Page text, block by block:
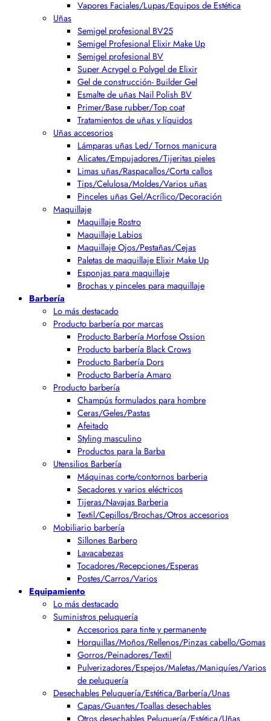
Vapores Faciales/Lupas/Equipos de Estética
Uñas
Semigel profesional BV25
Semigel Profesional Elixir Make Up
Semigel profesional BV
Super Acrygel o Polygel de Elixir
Gel de construcción- Builder Gel
Esmalte de uñas Nail Polish BV
Primer/Base rubber/Top coat
Tratamientos de uñas y líquidos
Uñas accesorios
Lámparas uñas Led/ Tornos manicura
Alicates/Empujadores/Tijeritas pieles
Limas uñas/Raspacallos/Corta callos
Tips/Celulosa/Moldes/Varios uñas
Pinceles uñas Gel/Acrílico/Decoración
Maquillaje
Maquillaje Rostro
Maquillaje Labios
Maquillaje Ojos/Pestañas/Cejas
Paletas de maquillaje Elixir Make Up
Esponjas para maquillaje
Brochas y pinceles para maquillaje
Barbería
Lo más destacado
Producto barbería por marcas
Producto Barbería Morfose Ossion
Producto barbería Black Crows
Producto Barbería Dors
Producto Barbería Amaro
Producto barbería
Champús formulados para hombre
Ceras/Geles/Pastas
Afeitado
Styling masculino
Productos para la Barba
Utensilios Barbería
Máquinas corte/contornos barberia
Secadores y varios eléctricos
Tijeras/Navajas Barberia
Textil/Cepillos/Brochas/Otros accesorios
Mobiliario barbería
Sillones Barbero
Lavacabezas
Tocadores/Recepciones/Esperas
Postes/Carros/Varios
Equipamiento
Lo más destacado
Suministros peluquería
Accesorios para tinte y permanente
Horquillas/Moños/Rellenos/Pinzas cabello/Gomas
Gorros/Peinadores/Textil
Pulverizadores/Espejos/Maletas/Maniquíes/Varios
de peluquería
Desechables Peluquería/Estética/Barbería/Unas
Capas/Guantes/Toallas desechables
Otros desechables Peluquería/Estética/Uñas